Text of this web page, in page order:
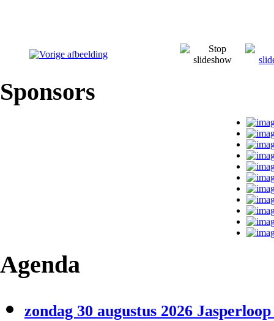
Sponsors
Agenda
zondag 30 augustus 2026